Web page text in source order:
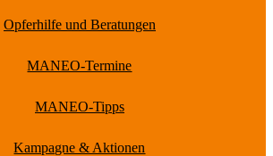
Opferhilfe und Beratungen
MANEO-Termine
MANEO-Tipps
Kampagne & Aktionen